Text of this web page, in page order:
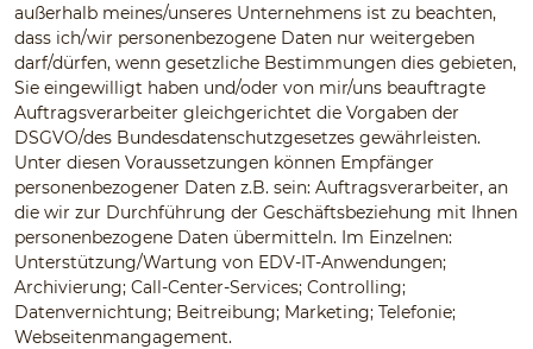
außerhalb meines/unseres Unternehmens ist zu beachten,
dass ich/wir personenbezogene Daten nur weitergeben
darf/dürfen, wenn gesetzliche Bestimmungen dies gebieten,
Sie eingewilligt haben und/oder von mir/uns beauftragte
Auftragsverarbeiter gleichgerichtet die Vorgaben der
DSGVO/des Bundesdatenschutzgesetzes gewährleisten.
Unter diesen Voraussetzungen können Empfänger
personenbezogener Daten z.B. sein: Auftragsverarbeiter, an
die wir zur Durchführung der Geschäftsbeziehung mit Ihnen
personenbezogene Daten übermitteln. Im Einzelnen:
Unterstützung/Wartung von EDV-IT-Anwendungen;
Archivierung; Call-Center-Services; Controlling;
Datenvernichtung; Beitreibung; Marketing; Telefonie;
Webseitenmangagement.